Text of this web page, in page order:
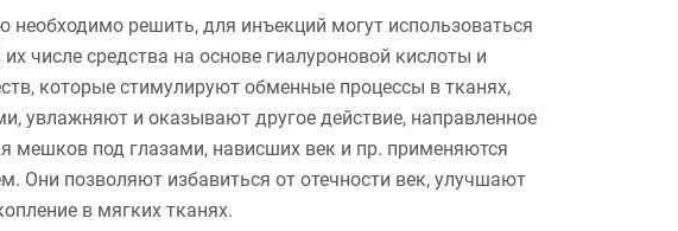
необходимо решить, для инъекций могут использоваться
числе средства на основе гиалуроновой кислоты и
которые стимулируют обменные процессы в тканях,
увлажняют и оказывают другое действие, направленное
мешков под глазами, нависших век и пр. применяются
Они позволяют избавиться от отечности век, улучшают
в мягких тканях.